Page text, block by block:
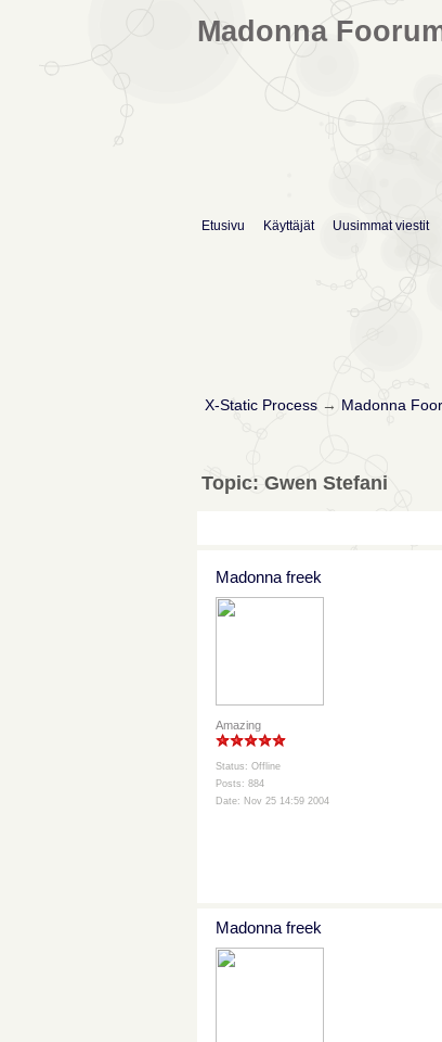
Madonna
Etusivu Käyttäjät Uusimmat viestit
X-Static Process→ Madonna
Topic: Gwen Stefani
Madonna freek
Amazing
Status: Offline
Posts: 884
Date: Nov 25 14:59 2004
Madonna freek